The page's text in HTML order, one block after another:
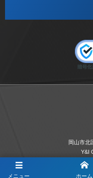
メニュー ホーム
オンライン
キーエンス流性弱説経営
セレ
ナ
ノートルダム ノート
ノートルダム清心女子大学
岡山市北
Y&I
お電